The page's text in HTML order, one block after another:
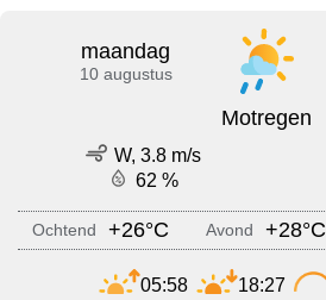
maandag
10 augustus
Motregen
W, 3.8 m/s
62 %
Ochtend +26°C Avond +28°C
05:58 18:27